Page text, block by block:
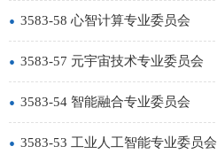
• 3583-58 心智计算专业委员会
• 3583-57 元宇宙技术专业委员会
• 3583-54 智能融合专业委员会
• 3583-53 工业人工智能专业委员会